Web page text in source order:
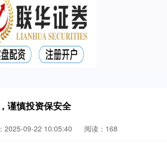
谨慎投资保安全
2025-09-22 10:05:40 阅读：168